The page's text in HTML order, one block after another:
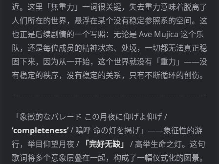
感」，得到「内心的感受」；你查「感受」，
又回到了「情感」…… 意义在这个循环中永远
无法最终抵达。
德里达由此提出，西方哲学传统一直在追求一个
「在场的形而上学」(Metaphysics of Presence)，
即相信存在一个终极的、自明的、不依赖于任何外
从一开始就是一个幻觉。任何看似自明的、中心的
概念，其实都依赖于它所排斥、所边缘化的「他
者」。
近。这里「無重力」一词很关键，失去重力意味着脱离了
人们所在的世界，悬浮在某个没有稳定参照系的空间。这
也正是后续剧情的一个写照：无论是 Ave Mujica 这个乐
队，还是每位成员的精神状态、处境，一切都无法真正稳
固下来，因为从一开始，这个世界就没有「重力」——没
有稳定的秩序，没有稳定的关系，只有不断循环的创伤。
「象徴的なパレード この月夜に仰げよ仰げ /
‘completeness’/ 嗚呼 命の灯を掲げ」——象征性的游
行，举目仰望月夜 /
「完好无缺」 / 高举生命之灯。这句
歌词将多个意象层叠在一起，构成了一幅仪式化的图景。